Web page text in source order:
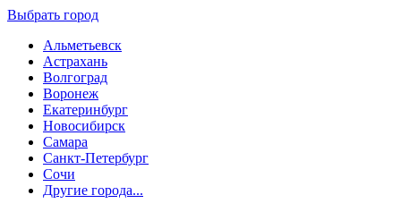
Выбрать город
Альметьевск
Астрахань
Волгоград
Воронеж
Екатеринбург
Новосибирск
Самара
Санкт-Петербург
Сочи
Другие города...